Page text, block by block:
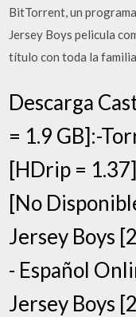
BitTorrent, un
Jersey Boys pelicula
título con toda la
Descarga
= 1.9 GB]:-
[HDrip =
[No
Jersey Boys
- Español
Jersey Boys